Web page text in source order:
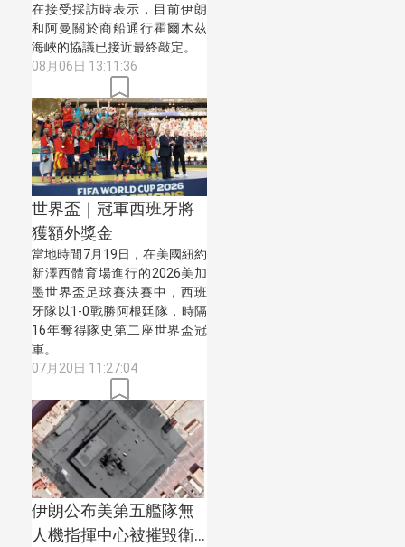
在接受採訪時表示，目前伊朗
和阿曼關於商船通行霍爾木茲
海峽的協議已接近最終敲定。
08月06日 13:11:36
世界盃｜冠軍西班牙將
獲額外獎金
當地時間7月19日，在美國紐約
新澤西體育場進行的2026美加
墨世界盃足球賽決賽中，西班
牙隊以1-0戰勝阿根廷隊，時隔
16年奪得隊史第二座世界盃冠
軍。
07月20日 11:27:04
伊朗公布美第五艦隊無
人機指揮中心被摧毀衛